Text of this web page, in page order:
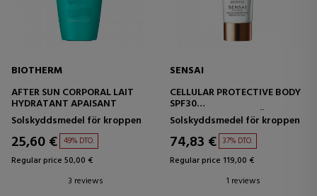
BIOTHERM
AFTER SUN CORPORAL LAIT
HYDRATANT APAISANT
Solskyddsmedel för kroppen
25,60 € 49% DTO.
Regular price 50,00 €
3 reviews
SENSAI
CELLULAR PROTECTIVE BODY
SPF30
SOLSKYDDSMEDEL FÖR
KROPPEN
Solskyddsmedel för kroppen
74,83 € 37% DTO.
Regular price 119,00 €
1 reviews